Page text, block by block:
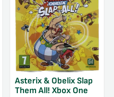
Asterix & Obelix Slap
Them All! Xbox One